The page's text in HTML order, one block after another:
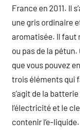
France en 2011. Il
une gris ordinaire
aromatisée. Il faut
ou pas de la
que vous pouvez
trois éléments qui
s’agit de la
l’électricité et le
contenir l’e-liquide.